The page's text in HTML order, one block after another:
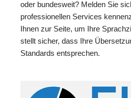
oder bundesweit? Melden Sie
professionellen Services
Ihnen zur Seite, um Ihre
stellt sicher, dass Ihre
Standards entsprechen.